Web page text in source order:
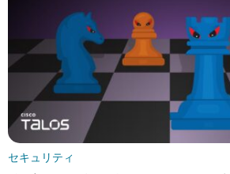
セキュリティ